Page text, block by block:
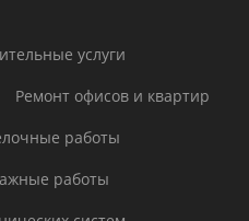
услуги
Ремонт офисов и квартир
работы
работы